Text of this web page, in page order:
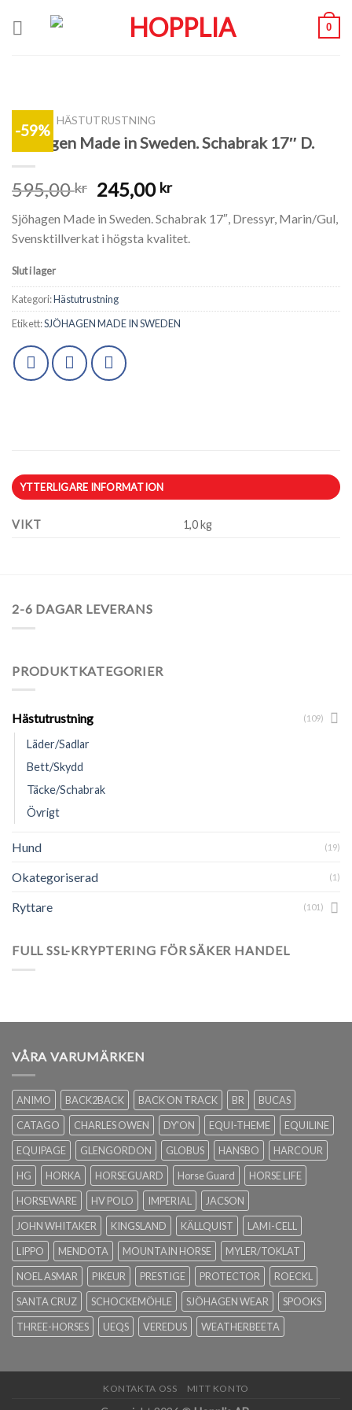
0
-59%
HÄSTUTRUSTNING
Sjöhagen Made in Sweden. Schabrak 17″ D.
595,00kr 245,00 kr
Sjöhagen Made in Sweden. Schabrak 17″, Dressyr, Marin/Gul,
Svensktillverkat i högsta kvalitet.
Slut i lager
Kategori:Hästutrustning
Etikett:SJÖHAGEN MADE IN SWEDEN
YTTERLIGARE INFORMATION
VIKT 1,0 kg
2-6 DAGAR LEVERANS
PRODUKTKATEGORIER
Hästutrustning (109)
Läder/Sadlar
Bett/Skydd
Täcke/Schabrak
Övrigt
Hund (19)
Okategoriserad (1)
Ryttare (101)
FULL SSL-KRYPTERING FÖR SÄKER HANDEL
VÅRA VARUMÄRKEN
ANIMO BACK2BACK BACK ON TRACK BR
BUCAS
CATAGO
CHARLES OWEN DY'ON EQUI-THEME
EQUILINE
EQUIPAGE
GLENGORDON GLOBUS HANSBO
HARCOUR
HG
HORKA HORSEGUARD Horse Guard
HORSE LIFE
HORSEWARE
HV POLO IMPERIAL
JACSON
JOHN WHITAKER
KINGSLAND KÄLLQUIST
LAMI-CELL
LIPPO
MENDOTA MOUNTAIN HORSE
MYLER/TOKLAT
NOEL ASMAR
PIKEUR PRESTIGE PROTECTOR
ROECKL
SANTA CRUZ
SCHOCKEMÖHLE SJÖHAGEN WEAR
SPOOKS
THREE-HORSES
UEQS VEREDUS WEATHERBEETA
KONTAKTA OSS MITT KONTO